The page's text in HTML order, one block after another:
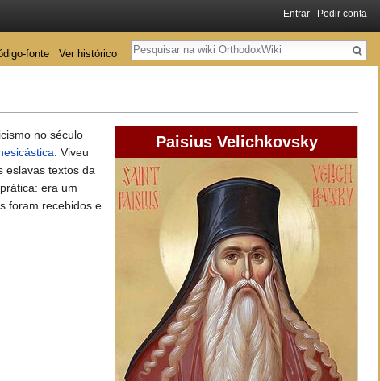
Paisius Velichkovsky
no século
. Viveu
eslavas textos da
era um
foram recebidos e
Entrar Pedir conta
fonte Ver histórico
Pesquisa